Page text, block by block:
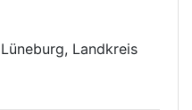
Landkreis